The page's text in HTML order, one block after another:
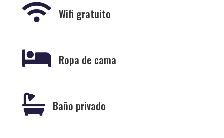
 Wifi gratuito
 Ropa de cama
 Baño privado